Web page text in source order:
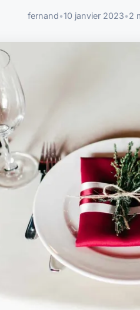
fernand•10 janvier 2023•2